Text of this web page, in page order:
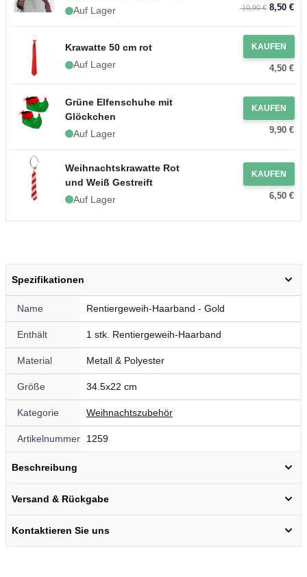
in Rot und Grün
Auf Lager 10,90 €8,50 €
Krawatte 50 cm rot
Auf Lager
KAUFEN
4,50 €
Grüne Elfenschuhe mit
Glöckchen
Auf Lager
KAUFEN
9,90 €
Weihnachtskrawatte Rot
und Weiß Gestreift
Auf Lager
KAUFEN
6,50 €
Spezifikationen
Name Rentiergeweih-Haarband - Gold
Enthält 1 stk. Rentiergeweih-Haarband
Material Metall & Polyester
Größe 34.5x22 cm
Kategorie Weihnachtszubehör
Artikelnummer 1259
Beschreibung
Versand & Rückgabe
Kontaktieren Sie uns